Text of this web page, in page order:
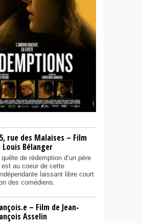
rue des Malaises – Film
Louis Bélanger
quête de rédemption d’un père
est au coeur de cette
laissant libre court
des comédiens.
– Film de Jean-
Asselin